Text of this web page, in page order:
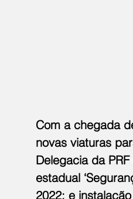
Com a chegada
novas viaturas
Delegacia da
estadual
2022; e